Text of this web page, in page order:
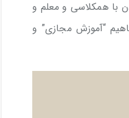
با همکلاسی و معلم و
“آموزش مجازی” و